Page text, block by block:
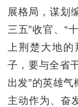
展格局，谋划
三五”收官、“
上荆楚大地
子，要与全省
出发”的英雄气
主动作为、奋